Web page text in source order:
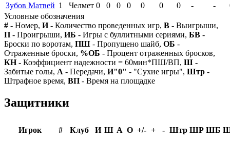
Зубов Матвей 1 Челмет 0 0 0 0 0 0 0 - -
Условные обозначения
# - Номер, И- Количество проведенных игр, В - Выигрыши,
П - Проигрыши, ИБ - Игры с буллитными сериями, БВ -
Броски по воротам, ПШ - Пропущено шайб, ОБ -
Отраженные броски, %ОБ - Процент отраженных бросков,
КН- Коэффициент надежности = 60мин*ПШ/ВП, Ш -
Забитые голы, А - Передачи, И"0" - "Сухие игры", Штр -
Штрафное время, ВП - Время на площадке
Защитники
Игрок # Клуб И Ш А О +/- + - Штр ШР ШБ